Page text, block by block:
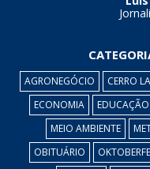
AGRONEGÓCIO CERRO
ECONOMIA
EDUCAÇÃO
MEIO AMBIENTE
OBITUÁRIO